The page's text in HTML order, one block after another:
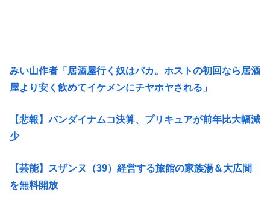
みい山作者「居酒屋行く奴はバカ。ホストの初回なら居酒
屋より安く飲めてイケメンにチヤホヤされる」
【悲報】バンダイナムコ決算、プリキュアが前年比大幅減
少
【芸能】スザンヌ（39）経営する旅館の家族湯＆大広間
を無料開放